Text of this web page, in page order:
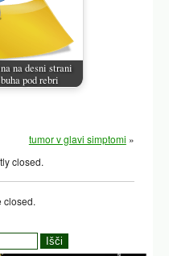
na desni strani
pod rebri
tumor v glavi simptomi »
closed.
closed.